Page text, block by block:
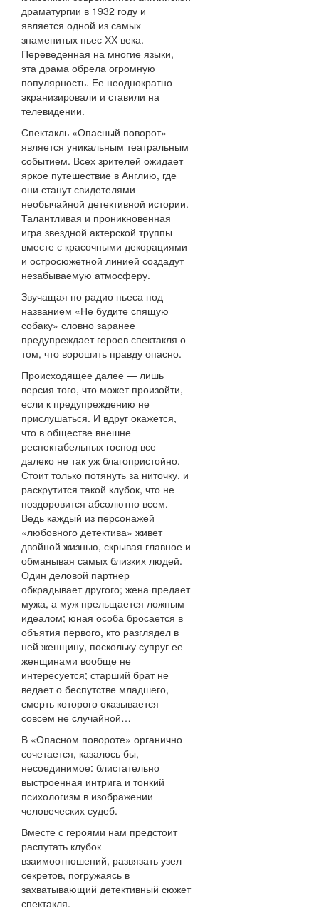
драматургии в 1932 году и
является одной из самых
знаменитых пьес ХХ века.
Переведенная на многие языки,
эта драма обрела огромную
популярность. Ее неоднократно
экранизировали и ставили на
телевидении.
Спектакль «Опасный поворот»
является уникальным театральным
событием. Всех зрителей ожидает
яркое путешествие в Англию, где
они станут свидетелями
необычайной детективной истории.
Талантливая и проникновенная
игра звездной актерской труппы
вместе с красочными декорациями
и остросюжетной линией создадут
незабываемую атмосферу.
Звучащая по радио пьеса под
названием «Не будите спящую
собаку» словно заранее
предупреждает героев спектакля о
том, что ворошить правду опасно.
Происходящее далее — лишь
версия того, что может произойти,
если к предупреждению не
прислушаться. И вдруг окажется,
что в обществе внешне
респектабельных господ все
далеко не так уж благопристойно.
Стоит только потянуть за ниточку, и
раскрутится такой клубок, что не
поздоровится абсолютно всем.
Ведь каждый из персонажей
«любовного детектива» живет
двойной жизнью, скрывая главное и
обманывая самых близких людей.
Один деловой партнер
обкрадывает другого; жена предает
мужа, а муж прельщается ложным
идеалом; юная особа бросается в
объятия первого, кто разглядел в
ней женщину, поскольку супруг ее
женщинами вообще не
интересуется; старший брат не
ведает о беспутстве младшего,
смерть которого оказывается
совсем не случайной…
В «Опасном повороте» органично
сочетается, казалось бы,
несоединимое: блистательно
выстроенная интрига и тонкий
психологизм в изображении
человеческих судеб.
Вместе с героями нам предстоит
распутать клубок
взаимоотношений, развязать узел
секретов, погружаясь в
захватывающий детективный сюжет
спектакля.